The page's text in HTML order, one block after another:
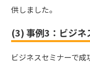
供しました。
(3) 事例3：ビジネ
ビジネスセミナーで